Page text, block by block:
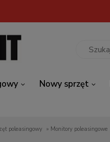
Nowy sprzęt
poleasingowy » Monitory poleasingowe